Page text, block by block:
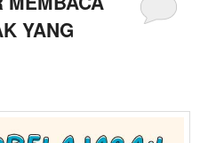
YANG